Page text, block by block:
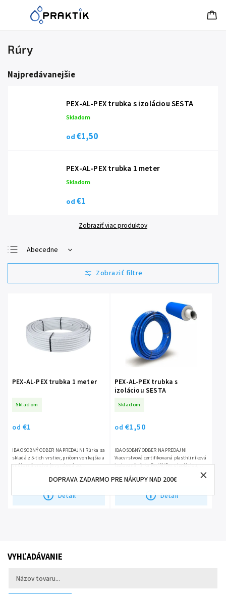
DOPRAVA ZADARMO PRE NÁKUPY NAD 200€
Rúry
Najpredávanejšie
PEX-AL-PEX trubka s izoláciou SESTA
Skladom
od €1,50
PEX-AL-PEX trubka 1 meter
Skladom
od €1
Zobraziť viac produktov
Abecedne
Najlacnejšie
Najdrahšie
PEX-AL-PEX trubka 1 meter
Skladom
od €1
Detail
IBA OSOBNÝ ODBER NA PREDAJNI Rúrka sa
skladá z 5-tich vrstiev, pričom vonkajšia a
vnútorná vrstva je vyrobená zo
PEX-AL-PEX trubka s
izoláciou SESTA
Skladom
od €1,50
Detail
IBA OSOBNÝ ODBER NA PREDAJNI
Viacvrstvová certifikovaná plasthliníková
izolovaná rúrka Pex/Al/Pex s izoláciou,
VYHĽADÁVANIE